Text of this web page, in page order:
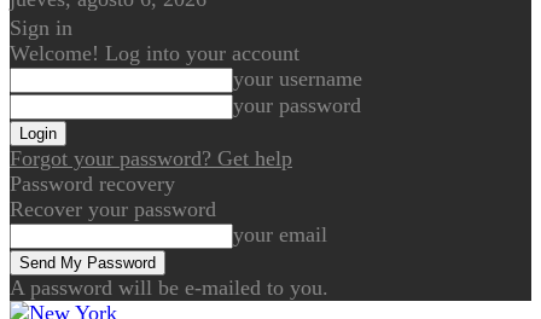
Sign in
Welcome! Log into your account
your username
your password
Forgot your password? Get help
Password recovery
Recover your password
your email
A password will be e-mailed to you.